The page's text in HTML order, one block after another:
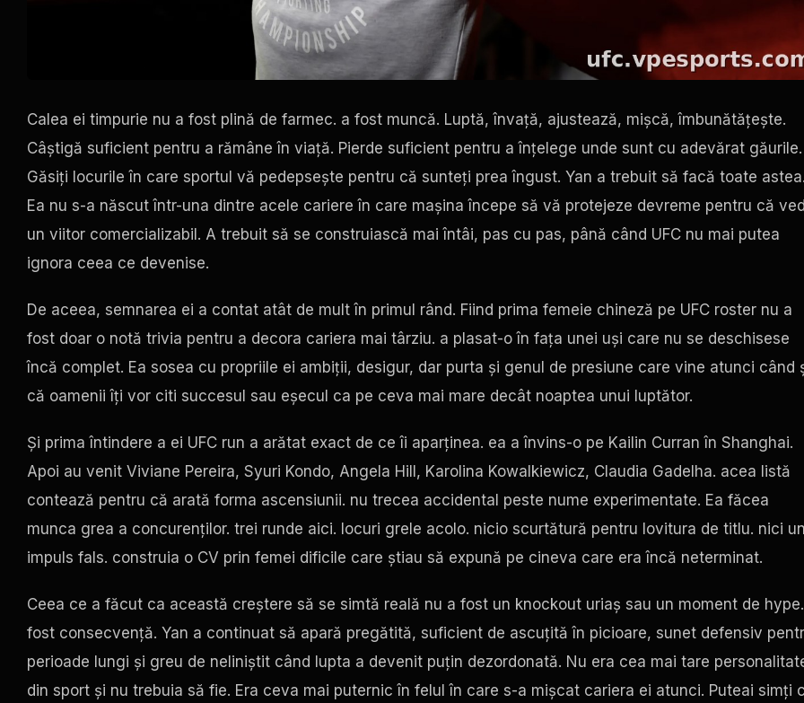
Calea ei timpurie nu a fost plină de farmec. a fost muncă. Luptă, învață, ajustează, mișcă, îmbunătățește.
Câștigă suficient pentru a rămâne în viață. Pierde suficient pentru a înțelege unde sunt cu adevărat găurile.
Găsiți locurile în care sportul vă pedepsește pentru că sunteți prea îngust. Yan a trebuit să facă toate
Ea nu s-a născut într-una dintre acele cariere în care mașina începe să vă protejeze devreme pentru că
un viitor comercializabil. A trebuit să se construiască mai întâi, pas cu pas, până când UFC nu mai putea
ignora ceea ce devenise.
De aceea, semnarea ei a contat atât de mult în primul rând. Fiind prima femeie chineză pe UFC roster nu a
fost doar o notă trivia pentru a decora cariera mai târziu. a plasat-o în fața unei uși care nu se deschisese
încă complet. Ea sosea cu propriile ei ambiții, desigur, dar purta și genul de presiune care vine atunci când
că oamenii îți vor citi succesul sau eșecul ca pe ceva mai mare decât noaptea unui luptător.
Și prima întindere a ei UFC run a arătat exact de ce îi aparținea. ea a învins-o pe Kailin Curran în Shanghai.
Apoi au venit Viviane Pereira, Syuri Kondo, Angela Hill, Karolina Kowalkiewicz, Claudia Gadelha. acea listă
contează pentru că arată forma ascensiunii. nu trecea accidental peste nume experimentate. Ea făcea
munca grea a concurenților. trei runde aici. locuri grele acolo. nicio scurtătură pentru lovitura de titlu. nici
impuls fals. construia o CV prin femei dificile care știau să expună pe cineva care era încă neterminat.
Ceea ce a făcut ca această creștere să se simtă reală nu a fost un knockout uriaș sau un moment de
fost consecvență. Yan a continuat să apară pregătită, suficient de ascuțită în picioare, sunet defensiv
perioade lungi și greu de neliniștit când lupta a devenit puțin dezordonată. Nu era cea mai tare
din sport și nu trebuia să fie. Era ceva mai puternic în felul în care s-a mișcat cariera ei atunci. Puteai simți